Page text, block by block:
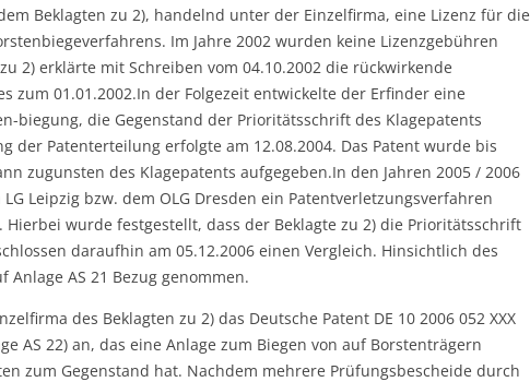
Beklagten zu 2), handelnd unter der Einzelfirma, eine Lizenz für die
Im Jahre 2002 wurden keine Lizenzgebühren
2) erklärte mit Schreiben vom 04.10.2002 die rückwirkende
zum 01.01.2002.In der Folgezeit entwickelte der Erfinder eine
biegung, die Gegenstand der Prioritätsschrift des Klagepatents
der Patenterteilung erfolgte am 12.08.2004. Das Patent wurde bis
zugunsten des Klagepatents aufgegeben.In den Jahren 2005 / 2006
Leipzig bzw. dem OLG Dresden ein Patentverletzungsverfahren
Hierbei wurde festgestellt, dass der Beklagte zu 2) die Prioritätsschrift
daraufhin am 05.12.2006 einen Vergleich. Hinsichtlich des
AS 21 Bezug genommen.
des Beklagten zu 2) das Deutsche Patent DE 10 2006 052 XXX
AS 22) an, das eine Anlage zum Biegen von auf Borstenträgern
zum Gegenstand hat. Nachdem mehrere Prüfungsbescheide durch